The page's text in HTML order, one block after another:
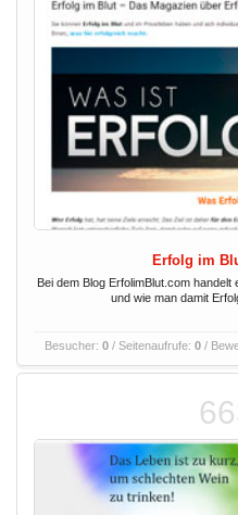
Erfolg im
Bei dem Blog ErfolimBlut.com
und wie man damit
Besucher: 0/ Seitenaufrufe: 0/